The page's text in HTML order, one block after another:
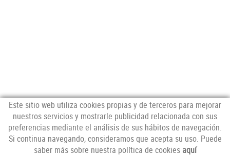
NEWSLETTER
Este sitio web utiliza cookies propias y de terceros para mejorar
nuestros servicios y mostrarle publicidad relacionada con sus
preferencias mediante el análisis de sus hábitos de navegación.
Si continua navegando, consideramos que acepta su uso. Puede
saber más sobre nuestra política de cookies aquí